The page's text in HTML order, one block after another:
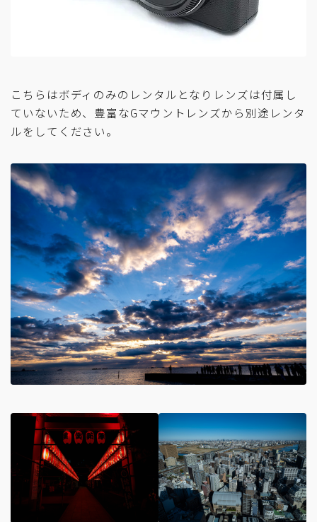
こちらはボディのみのレンタルとなりレンズは付属し
ていないため、豊富なGマウントレンズから別途レンタ
ルをしてください。
APEXRENTALSで
カメラをレンタルしてみませんか？